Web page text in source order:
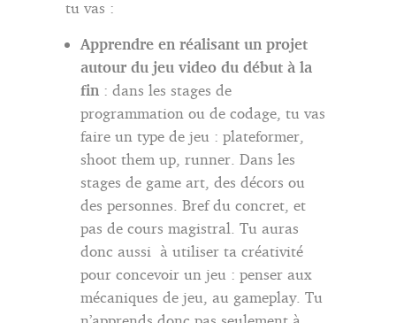
tu vas :
Apprendre en réalisant un projet
autour du jeu video du début à la
fin : dans les stages de
programmation ou de codage, tu vas
faire un type de jeu : plateformer,
shoot them up, runner. Dans les
stages de game art, des décors ou
des personnes. Bref du concret, et
pas de cours magistral. Tu auras
donc aussi à utiliser ta créativité
pour concevoir un jeu : penser aux
mécaniques de jeu, au gameplay. Tu